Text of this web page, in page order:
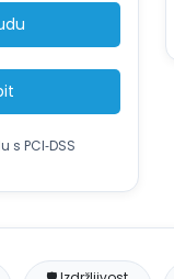
PCI‑DSS